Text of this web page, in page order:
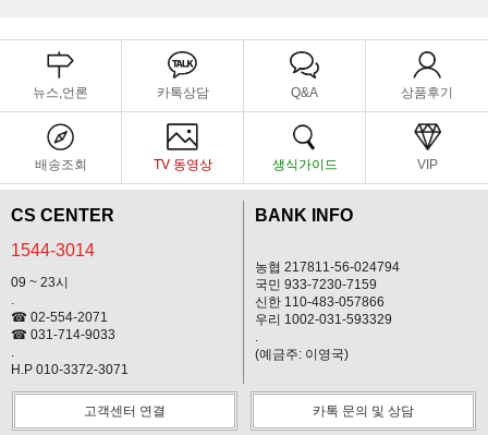
뉴스,언론 카톡상담 Q&A 상품후기
배송조회 TV 동영상 생식가이드 VIP
CS CENTER
1544-3014
09 ~ 23시
☎ 02-554-2071
☎ 031-714-9033
H.P 010-3372-3071
BANK INFO
농협 217811-56-024794
국민 933-7230-7159
신한 110-483-057866
우리 1002-031-593329
(예금주: 이영국)
고객센터 연결 카톡 문의 및 상담